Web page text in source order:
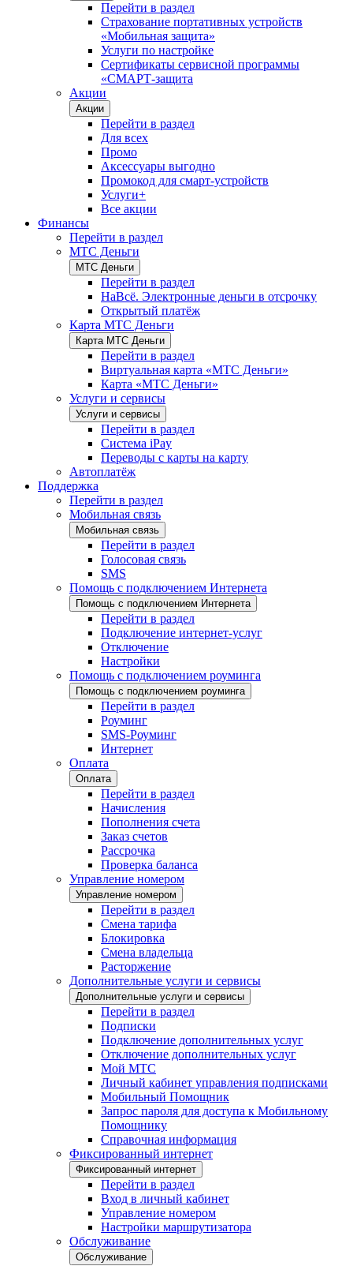
Перейти в раздел
Страхование портативных устройств
«Мобильная защита»
Услуги по настройке
Сертификаты сервисной программы
«СМАРТ-защита
Акции
Акции
Перейти в раздел
Для всех
Промо
Аксессуары выгодно
Промокод для смарт-устройств
Услуги+
Все акции
Финансы
Перейти в раздел
МТС Деньги
МТС Деньги
Перейти в раздел
НаВсё. Электронные деньги в отсрочку
Открытый платёж
Карта МТС Деньги
Карта МТС Деньги
Перейти в раздел
Виртуальная карта «МТС Деньги»
Карта «МТС Деньги»
Услуги и сервисы
Услуги и сервисы
Перейти в раздел
Система iPay
Переводы с карты на карту
Автоплатёж
Поддержка
Перейти в раздел
Мобильная связь
Мобильная связь
Перейти в раздел
Голосовая связь
SMS
Помощь с подключением Интернета
Помощь с подключением Интернета
Перейти в раздел
Подключение интернет-услуг
Отключение
Настройки
Помощь с подключением роуминга
Помощь с подключением роуминга
Перейти в раздел
Роуминг
SMS-Роуминг
Интернет
Оплата
Оплата
Перейти в раздел
Начисления
Пополнения счета
Заказ счетов
Рассрочка
Проверка баланса
Управление номером
Управление номером
Перейти в раздел
Смена тарифа
Блокировка
Смена владельца
Расторжение
Дополнительные услуги и сервисы
Дополнительные услуги и сервисы
Перейти в раздел
Подписки
Подключение дополнительных услуг
Отключение дополнительных услуг
Мой МТС
Личный кабинет управления подписками
Мобильный Помощник
Запрос пароля для доступа к Мобильному
Помощнику
Справочная информация
Фиксированный интернет
Фиксированный интернет
Перейти в раздел
Вход в личный кабинет
Управление номером
Настройки маршрутизатора
Обслуживание
Обслуживание